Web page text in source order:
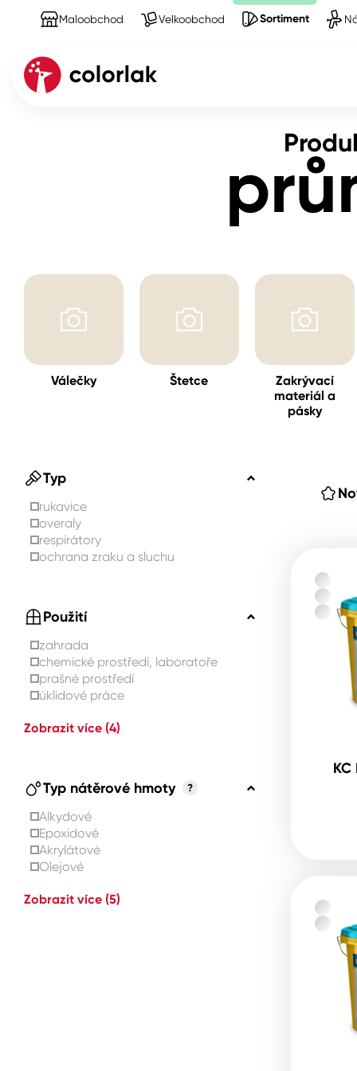
Maloobchod Velkoobchod Sortiment
Beton, asfalt, minerální
Stěny
Válečky Štetce
Zakrývací
materiál a
pásky
Typ
rukavice
overaly
respirátory
ochrana zraku a sluchu
Použití
zahrada
chemické prostředí, laboratoře
prašné prostředí
úklidové práce
Zobrazit více (4)
Typ nátěrové hmoty ?
Alkydové
Epoxidové
Akrylátové
Olejové
Zobrazit více (5)
KC